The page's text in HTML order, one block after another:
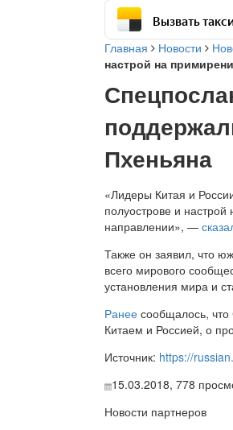
Вызвать
Главная Новости
настрой на
Пхеньяна
«Лидеры Китая и
полуострове и
направлении», —
Также он заявил, что
всего мирового
установления мира и
Ранее сообщалось,
Китаем и Россией, о
Источник: https://
15.03.2018, 778
Новости партнеров